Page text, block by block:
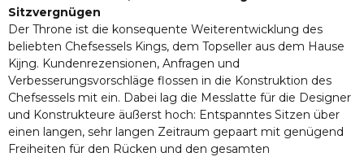
Sitzvergnügen
Der Throne ist die konsequente Weiterentwicklung des
beliebten Chefsessels Kings, dem Topseller aus dem Hause
Kijng. Kundenrezensionen, Anfragen und
Verbesserungsvorschläge flossen in die Konstruktion des
Chefsessels mit ein. Dabei lag die Messlatte für die Designer
und Konstrukteure äußerst hoch: Entspanntes Sitzen über
einen langen, sehr langen Zeitraum gepaart mit genügend
Freiheiten für den Rücken und den gesamten